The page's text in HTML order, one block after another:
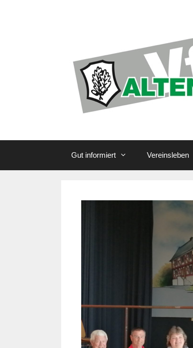
Gut informiert Vereinsleben